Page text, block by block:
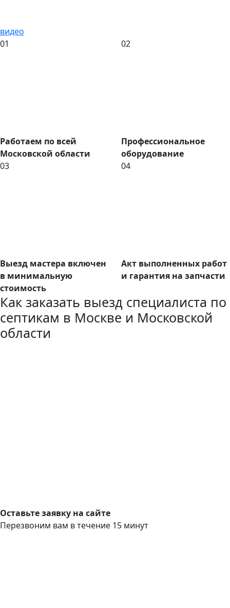
видео
01
Работаем по всей
Московской области
02
Профессиональное
оборудование
03
Выезд мастера включен
в минимальную
стоимость
04
Акт выполненных работ
и гарантия на запчасти
Как заказать выезд специалиста по
септикам в Москве и Московской
области
Оставьте заявку на сайте
Перезвоним вам в течение 15 минут